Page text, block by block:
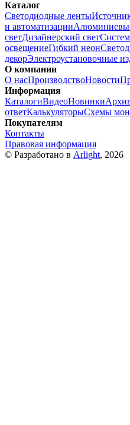
Каталог
Светодиодные ленты
и автоматизации
светДизайнерский свет
освещениеГибкий неон
декорЭлектроустановочные
О компании
О насПроизводствоНовости
Информация
КаталогиВидеоНовинки
ответКалькуляторыСхемы
Покупателям
Контакты
Правовая информация
© Разработано в Arlight, 2026